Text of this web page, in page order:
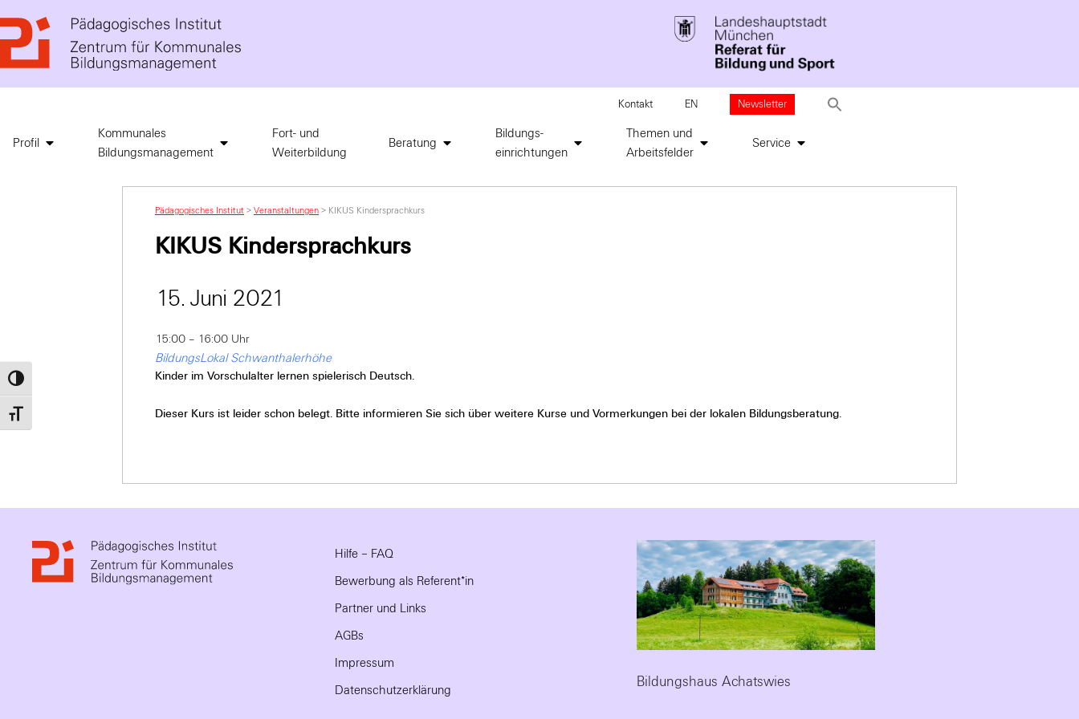
Umschalten auf hohe Kontraste
Schrift vergrößern
Kontakt EN Newsletter
Profil
Kommunales
Bildungsmanagement
Fort- und
Weiterbildung
Beratung
Bildungs-
einrichtungen
Themen und
Arbeitsfelder
Service
Pädagogisches Institut > Veranstaltungen > KIKUS Kindersprachkurs
KIKUS Kindersprachkurs
15. Juni 2021
15:00 – 16:00 Uhr
BildungsLokal Schwanthalerhöhe
Kinder im Vorschulalter lernen spielerisch Deutsch.
Dieser Kurs ist leider schon belegt. Bitte informieren Sie sich über weitere Kurse und Vormerkungen bei der lokalen Bildungsberatung.
Hilfe – FAQ
Bewerbung als Referent*in
Partner und Links
AGBs
Impressum
Datenschutzerklärung
Bildungshaus Achatswies